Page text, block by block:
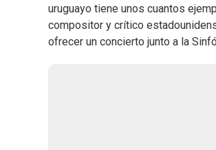
uruguayo tiene unos cuantos
compositor y crítico
ofrecer un concierto junto a la